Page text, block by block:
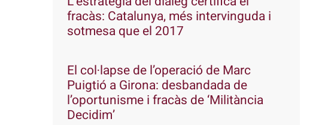
fracàs: Catalunya, més intervinguda i
sotmesa que el 2017
El col·lapse de l’operació de Marc
Puigtió a Girona: desbandada de
l’oportunisme i fracàs de ‘Militància
Decidim’